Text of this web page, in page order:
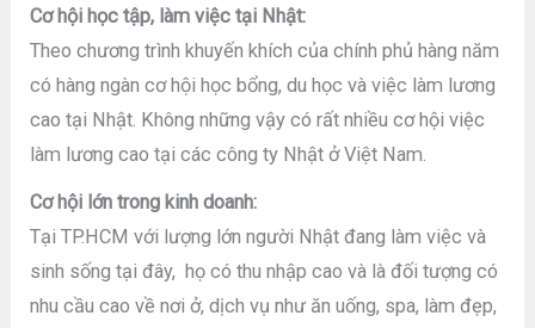
Cơ hội học tập, làm việc tại Nhật:
Theo chương trình khuyến khích của chính phủ hàng năm
có hàng ngàn cơ hội học bổng, du học và việc làm lương
cao tại Nhật. Không những vậy có rất nhiều cơ hội việc
làm lương cao tại các công ty Nhật ở Việt Nam.
Cơ hội lớn trong kinh doanh:
Tại TP.HCM với lượng lớn người Nhật đang làm việc và
sinh sống tại đây, họ có thu nhập cao và là đối tượng có
nhu cầu cao về nơi ở, dịch vụ như ăn uống, spa, làm đẹp,